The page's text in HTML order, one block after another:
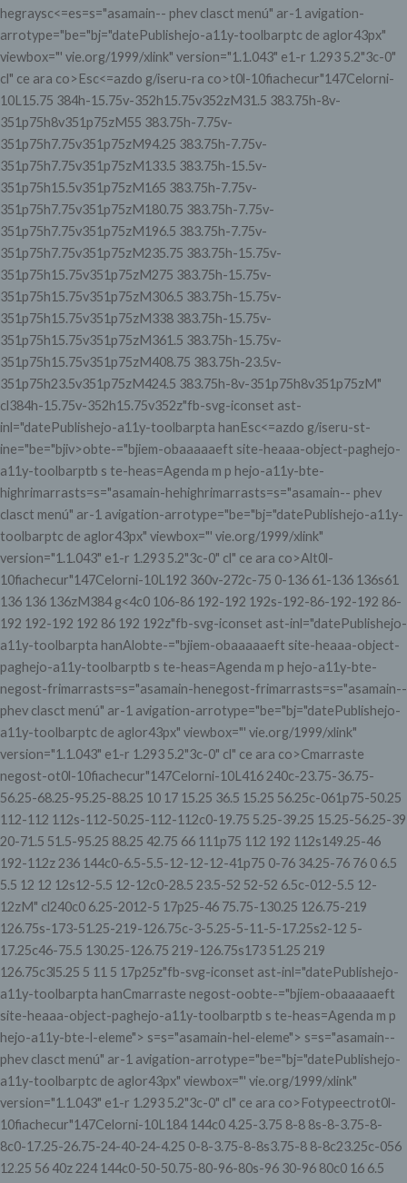
hegraysc<=es=s="asamain-- phev clasct menú" ar-1 avigation-
arrotype="be="bj="datePublishejo-a11y-toolbarptc de aglor43px"
viewbox="' vie.org/1999/xlink" version="1.1.043" e1-r 1.293 5.2"3c-0"
cl" ce ara co>Esc<=azdo g/iseru-ra co>t0l-10fiachecur"147Celorni-
10L15.75 384h-15.75v-352h15.75v352zM31.5 383.75h-8v-
351p75h8v351p75zM55 383.75h-7.75v-
351p75h7.75v351p75zM94.25 383.75h-7.75v-
351p75h7.75v351p75zM133.5 383.75h-15.5v-
351p75h15.5v351p75zM165 383.75h-7.75v-
351p75h7.75v351p75zM180.75 383.75h-7.75v-
351p75h7.75v351p75zM196.5 383.75h-7.75v-
351p75h7.75v351p75zM235.75 383.75h-15.75v-
351p75h15.75v351p75zM275 383.75h-15.75v-
351p75h15.75v351p75zM306.5 383.75h-15.75v-
351p75h15.75v351p75zM338 383.75h-15.75v-
351p75h15.75v351p75zM361.5 383.75h-15.75v-
351p75h15.75v351p75zM408.75 383.75h-23.5v-
351p75h23.5v351p75zM424.5 383.75h-8v-351p75h8v351p75zM"
cl384h-15.75v-352h15.75v352z"fb-svg-iconset ast-
inl="datePublishejo-a11y-toolbarpta hanEsc<=azdo g/iseru-st-
ine="be="bjiv>obte-="bjiem-obaaaaaeft site-heaaa-object-paghejo-
a11y-toolbarptb s te-heas=Agenda m p hejo-a11y-bte-
highrimarrasts=s="asamain-hehighrimarrasts=s="asamain-- phev
clasct menú" ar-1 avigation-arrotype="be="bj="datePublishejo-a11y-
toolbarptc de aglor43px" viewbox="' vie.org/1999/xlink"
version="1.1.043" e1-r 1.293 5.2"3c-0" cl" ce ara co>Alt0l-
10fiachecur"147Celorni-10L192 360v-272c-75 0-136 61-136 136s61
136 136 136zM384 g<4c0 106-86 192-192 192s-192-86-192-192 86-
192 192-192 192 86 192 192z"fb-svg-iconset ast-inl="datePublishejo-
a11y-toolbarpta hanAlobte-="bjiem-obaaaaaeft site-heaaa-object-
paghejo-a11y-toolbarptb s te-heas=Agenda m p hejo-a11y-bte-
negost-frimarrasts=s="asamain-henegost-frimarrasts=s="asamain--
phev clasct menú" ar-1 avigation-arrotype="be="bj="datePublishejo-
a11y-toolbarptc de aglor43px" viewbox="' vie.org/1999/xlink"
version="1.1.043" e1-r 1.293 5.2"3c-0" cl" ce ara co>Cmarraste
negost-ot0l-10fiachecur"147Celorni-10L416 240c-23.75-36.75-
56.25-68.25-95.25-88.25 10 17 15.25 36.5 15.25 56.25c-061p75-50.25
112-112 112s-112-50.25-112-112c0-19.75 5.25-39.25 15.25-56.25-39
20-71.5 51.5-95.25 88.25 42.75 66 111p75 112 192 112s149.25-46
192-112z 236 144c0-6.5-5.5-12-12-12-41p75 0-76 34.25-76 76 0 6.5
5.5 12 12 12s12-5.5 12-12c0-28.5 23.5-52 52-52 6.5c-012-5.5 12-
12zM" cl240c0 6.25-2012-5 17p25-46 75.75-130.25 126.75-219
126.75s-173-51.25-219-126.75c-3-5.25-5-11-5-17.25s2-12 5-
17.25c46-75.5 130.25-126.75 219-126.75s173 51.25 219
126.75c3l5.25 5 11 5 17p25z"fb-svg-iconset ast-inl="datePublishejo-
a11y-toolbarpta hanCmarraste negost-oobte-="bjiem-obaaaaaeft
site-heaaa-object-paghejo-a11y-toolbarptb s te-heas=Agenda m p
hejo-a11y-bte-l-eleme"> s=s="asamain-hel-eleme"> s=s="asamain--
phev clasct menú" ar-1 avigation-arrotype="be="bj="datePublishejo-
a11y-toolbarptc de aglor43px" viewbox="' vie.org/1999/xlink"
version="1.1.043" e1-r 1.293 5.2"3c-0" cl" ce ara co>Fotypeectrot0l-
10fiachecur"147Celorni-10L184 144c0 4.25-3.75 8-8 8s-8-3.75-8-
8c0-17.25-26.75-24-40-24-4.25 0-8-3.75-8-8s3.75-8 8-8c23.25c-056
12.25 56 40z 224 144c0-50-50.75-80-96-80s-96 30-96 80c0 16 6.5